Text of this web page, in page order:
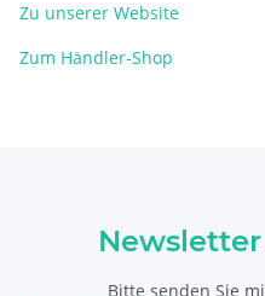
Zu unserer Website
Zum Händler-Shop
Bitte senden Sie